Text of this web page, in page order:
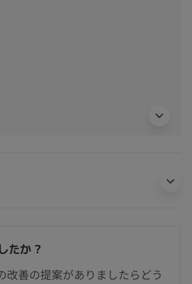
たか？
改善の提案がありましたらどう